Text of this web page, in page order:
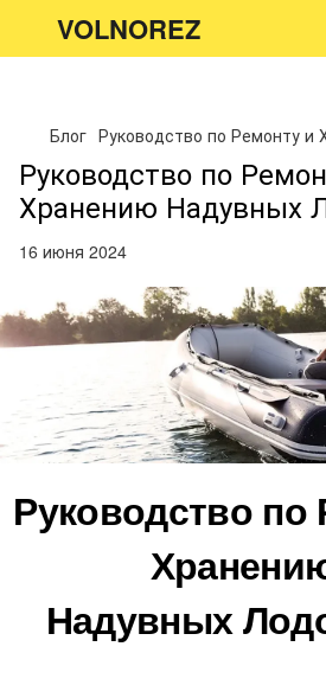
VOLNOREZ
Блог Руководство по Ремонту
Руководство по
Хранению Надувных
16 июня 2024
Руководство по
Надувных